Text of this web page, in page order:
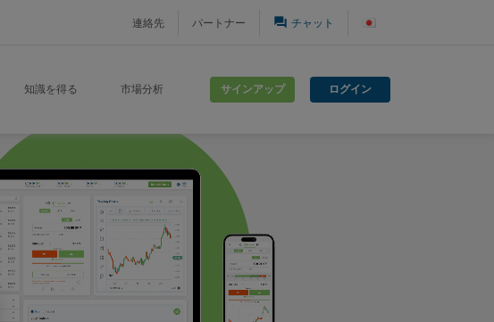
連絡先 パートナー question_answer チャット
知識を得る 市場分析 サインアップ ログイン